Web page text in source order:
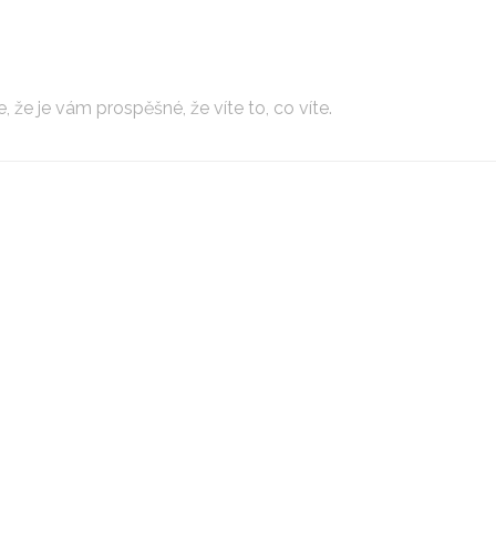
že je vám prospěšné, že víte to, co víte.